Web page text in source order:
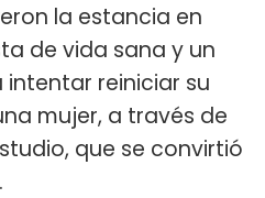
la estancia en
de vida sana y un
intentar reiniciar su
mujer, a través de
que se convirtió